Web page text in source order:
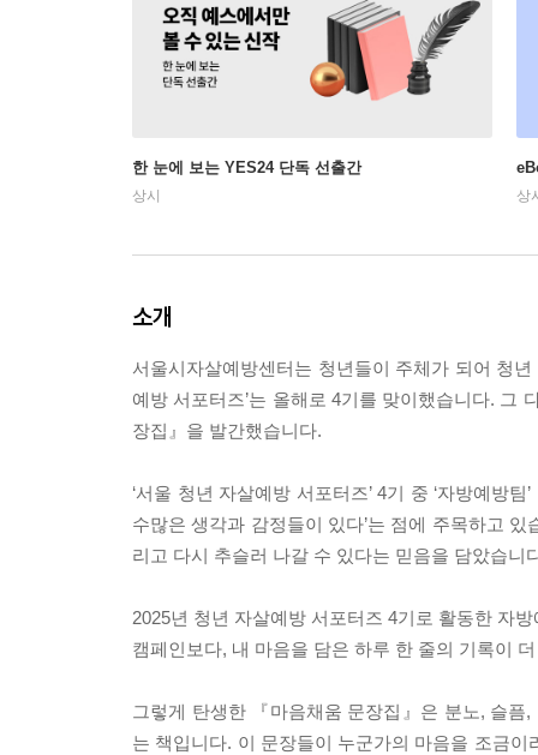
한 눈에 보는 YES24 단독 선출간
상시 상
소개
서울시자살예방센터는 청년들이 주체가 되어 청
예방 서포터즈’는 올해로 4기를 맞이했습니다. 그
장집』을 발간했습니다.
‘서울 청년 자살예방 서포터즈’ 4기 중 ‘자방예방
수많은 생각과 감정들이 있다’는 점에 주목하고
리고 다시 추슬러 나갈 수 있다는 믿음을 담았습니
2025년 청년 자살예방 서포터즈 4기로 활동한 자
캠페인보다, 내 마음을 담은 하루 한 줄의 기록이
그렇게 탄생한 『마음채움 문장집』은 분노, 슬
는 책입니다. 이 문장들이 누군가의 마음을 조금